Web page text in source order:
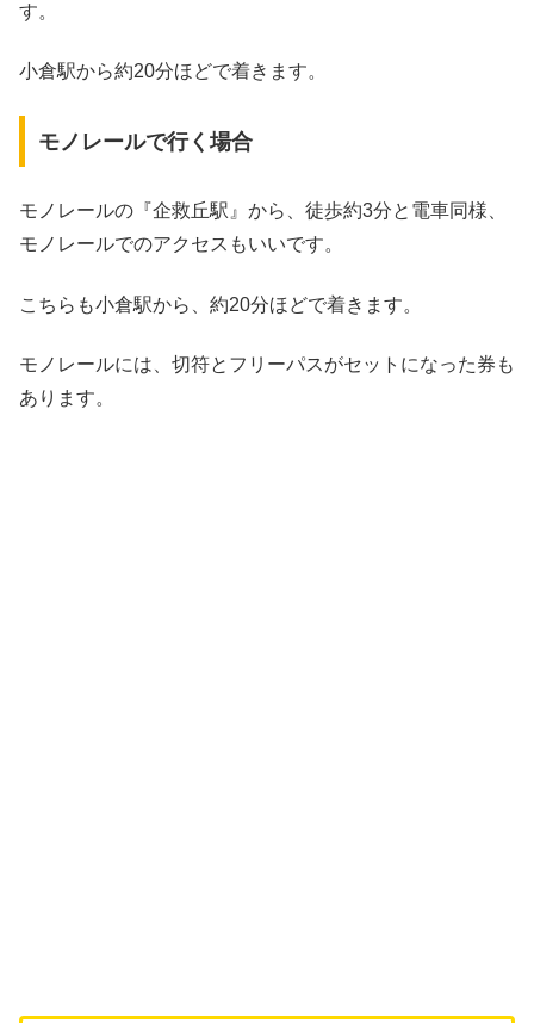
す。
小倉駅から約20分ほどで着きます。
モノレールで行く場合
モノレールの『企救丘駅』から、徒歩約3分と電車同様、
モノレールでのアクセスもいいです。
こちらも小倉駅から、約20分ほどで着きます。
モノレールには、切符とフリーパスがセットになった券も
あります。